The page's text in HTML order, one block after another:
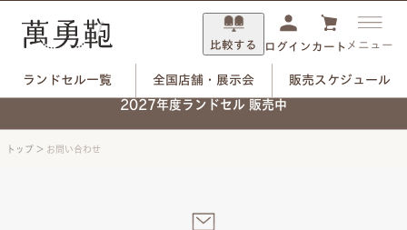
比較する ログイン カート メニュー
販売スケジュール
ランドセル一覧
全国店舗・展示会
2027年度ランドセル 販売中
トップ > お問い合わせ